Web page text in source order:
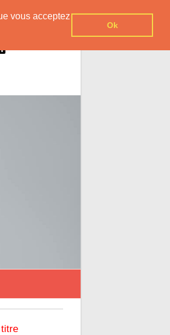
vous acceptez
Ok